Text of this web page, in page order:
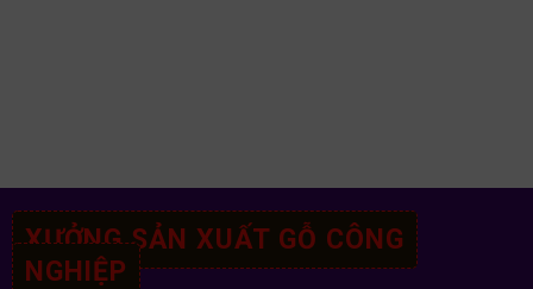
XƯỞNG SẢN XUẤT GỖ CÔNG
NGHIỆP